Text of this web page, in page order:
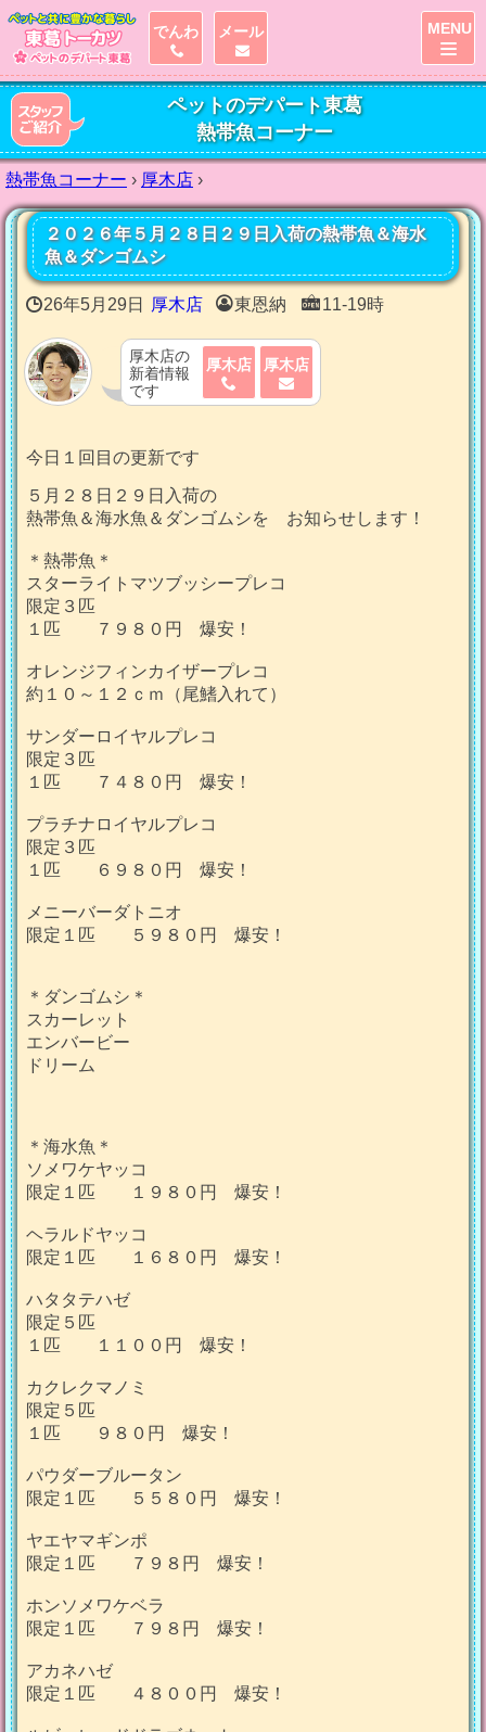
ペットのデパート東葛
熱帯魚コーナー
熱帯魚コーナー › 厚木店 ›
２０２６年５月２８日２９日入荷の熱帯魚＆海水
魚＆ダンゴムシ
26年5月29日 厚木店 東恩納 11-19時
厚木店の
新着情報
です
厚木店 厚木店
今日１回目の更新です
５月２８日２９日入荷の
熱帯魚＆海水魚＆ダンゴムシを お知らせします！
＊熱帯魚＊
スターライトマツブッシープレコ
限定３匹
１匹 ７９８０円 爆安！
オレンジフィンカイザープレコ
約１０～１２ｃｍ（尾鰭入れて）
サンダーロイヤルプレコ
限定３匹
１匹 ７４８０円 爆安！
プラチナロイヤルプレコ
限定３匹
１匹 ６９８０円 爆安！
メニーバーダトニオ
限定１匹 ５９８０円 爆安！
＊ダンゴムシ＊
スカーレット
エンバービー
ドリーム
＊海水魚＊
ソメワケヤッコ
限定１匹 １９８０円 爆安！
ヘラルドヤッコ
限定１匹 １６８０円 爆安！
ハタタテハゼ
限定５匹
１匹 １１００円 爆安！
カクレクマノミ
限定５匹
１匹 ９８０円 爆安！
パウダーブルータン
限定１匹 ５５８０円 爆安！
ヤエヤマギンポ
限定１匹 ７９８円 爆安！
ホンソメワケベラ
限定１匹 ７９８円 爆安！
アカネハゼ
限定１匹 ４８００円 爆安！
でんわ メール MENU